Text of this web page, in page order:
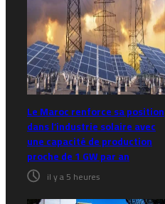
Le Maroc renforce sa position
dans l’industrie solaire avec
une capacité de production
proche de 1 GW par an
il y a 5 heures